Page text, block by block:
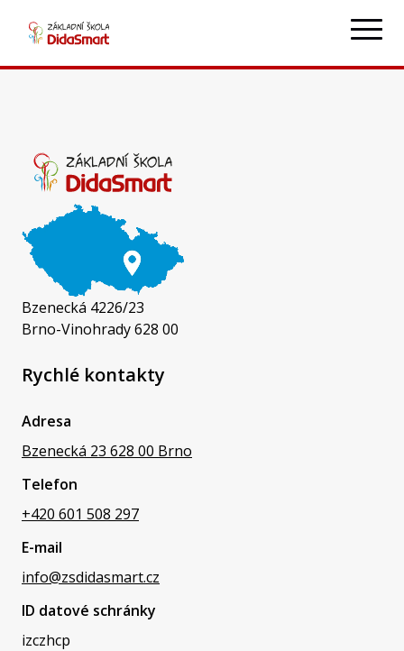
m.blazkova@zsdidasmart.cz
Bzenecká 4226/23
Brno-Vinohrady 628 00
Rychlé kontakty
Adresa
Bzenecká 23 628 00 Brno
Telefon
+420 601 508 297
E-mail
info@zsdidasmart.cz
ID datové schránky
izczhcp